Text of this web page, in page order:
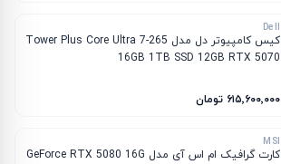
Dell
کیس کامپیوتر دل مدل Tower Plus Core Ultra 7-265
16GB 1TB SSD 12GB RTX 5070
۶۱۵٬۶۰۰٬۰۰۰ تومان
MSI
کارت گرافیک ام‌ اس‌ آی مدل GeForce RTX 5080 16G